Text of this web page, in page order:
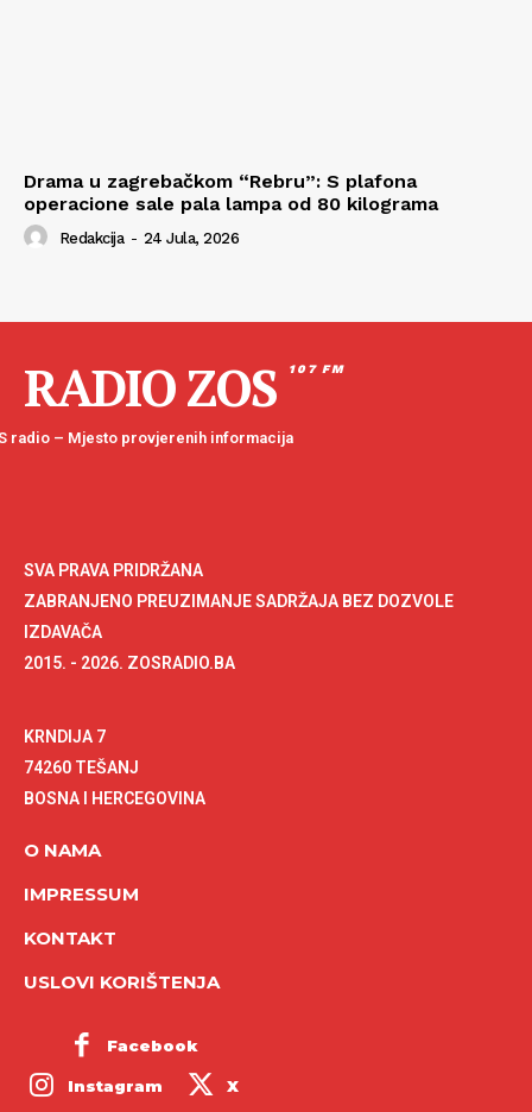
Drama u zagrebačkom “Rebru”: S plafona
operacione sale pala lampa od 80 kilograma
Redakcija - 24 Jula, 2026
RADIO ZOS 107 FM
radio – Mjesto provjerenih informacija
SVA PRAVA PRIDRŽANA
ZABRANJENO PREUZIMANJE SADRŽAJA BEZ DOZVOLE
IZDAVAČA
2015. - 2026. ZOSRADIO.BA
KRNDIJA 7
74260 TEŠANJ
BOSNA I HERCEGOVINA
O NAMA
IMPRESSUM
KONTAKT
USLOVI KORIŠTENJA
Facebook
Instagram X